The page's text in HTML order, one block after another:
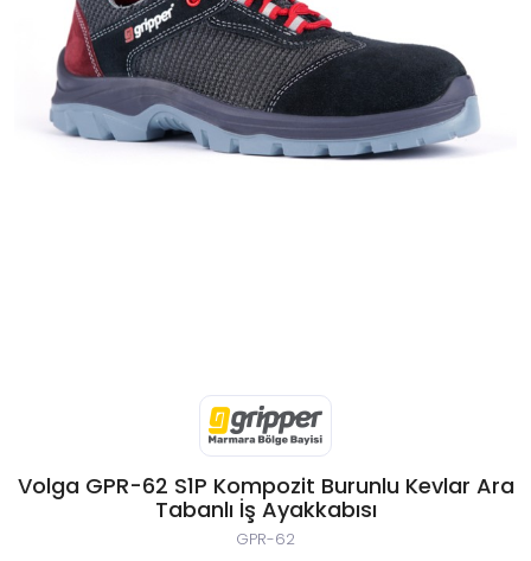
Volga GPR-62 S1P Kompozit Burunlu Kevlar Ara
Tabanlı İş Ayakkabısı
GPR-62